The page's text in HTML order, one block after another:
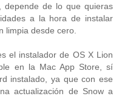
depende de lo que quieras
a la hora de instalar
limpia desde cero.
el instalador de OS X Lion
en la Mac App Store, sí
instalado, ya que con ese
actualización de Snow a